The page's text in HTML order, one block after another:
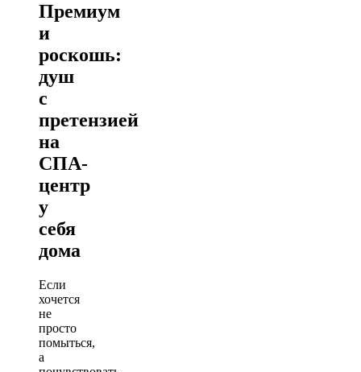
Премиум
и
роскошь:
душ
с
претензией
на
СПА-
центр
у
себя
дома
Если
хочется
не
просто
помыться,
а